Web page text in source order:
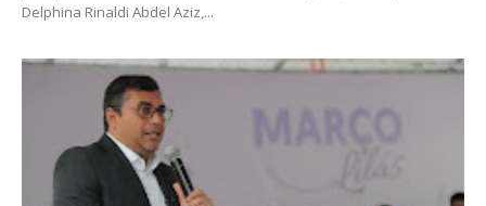
Delphina Rinaldi Abdel Aziz,...